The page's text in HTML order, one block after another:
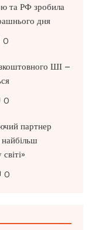
та РФ зробила
дня
0
ШІ –
0
партнер
0